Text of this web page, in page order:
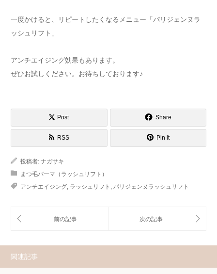
一度かけると、リピートしたくなるメニュー「パリジェンヌラ
ッシュリフト」
アンチエイジング効果もあります。
ぜひお試しください。お待ちしております♪
Post Share
RSS Pin it
投稿者: ナガサキ
まつ毛パーマ（ラッシュリフト）
アンチエイジング, ラッシュリフト , パリジェンヌラッシュリフト
関連記事